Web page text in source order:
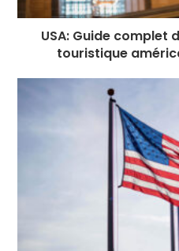
USA: Guide complet
touristique